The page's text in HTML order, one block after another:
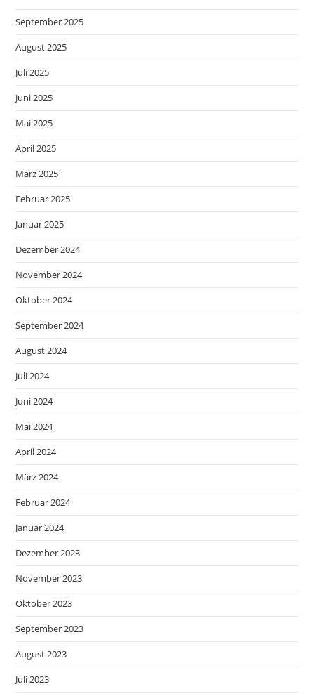
September 2025
August 2025
Juli 2025
Juni 2025
Mai 2025
April 2025
März 2025
Februar 2025
Januar 2025
Dezember 2024
November 2024
Oktober 2024
September 2024
August 2024
Juli 2024
Juni 2024
Mai 2024
April 2024
März 2024
Februar 2024
Januar 2024
Dezember 2023
November 2023
Oktober 2023
September 2023
August 2023
Juli 2023